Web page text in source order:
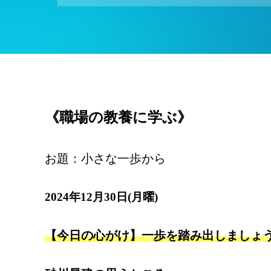
《職場の教養に学ぶ》
お題：小さな一歩から
2024年12月30日(月曜)
【今日の心がけ】一歩を踏み出しましょ